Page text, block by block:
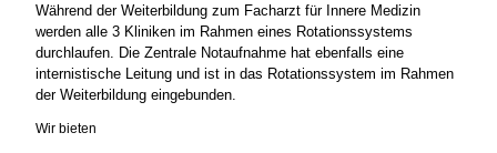
Während der Weiterbildung zum Facharzt für Innere Medizin
werden alle 3 Kliniken im Rahmen eines Rotationssystems
durchlaufen. Die Zentrale Notaufnahme hat ebenfalls eine
internistische Leitung und ist in das Rotationssystem im Rahmen
der Weiterbildung eingebunden.
Wir bieten